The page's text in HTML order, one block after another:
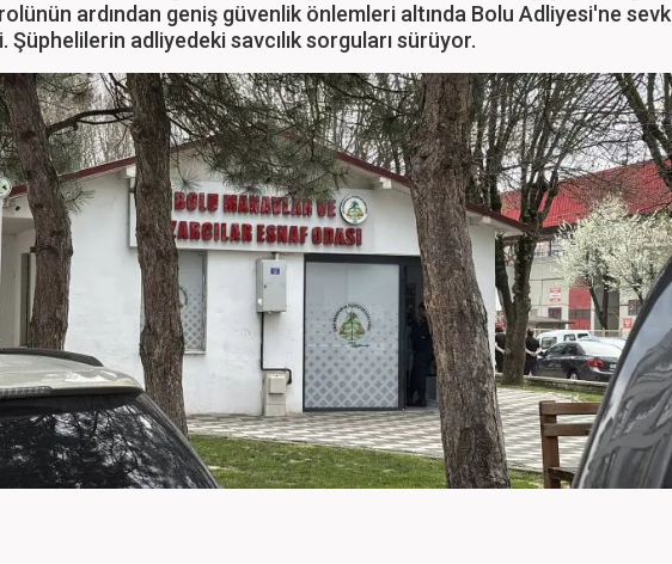
ardından geniş güvenlik önlemleri altında Bolu Adliyesi'ne sevk
Şüphelilerin adliyedeki savcılık sorguları sürüyor.